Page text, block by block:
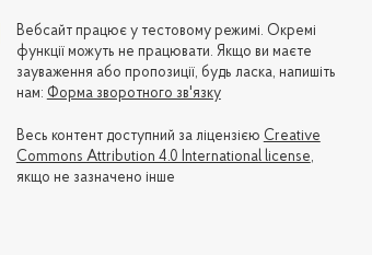
Вебсайт працює у тестовому режимі. Окремі
функції можуть не працювати. Якщо ви маєте
зауваження або пропозиції, будь ласка, напишіть
нам: Форма зворотного зв'язку
Весь контент доступний за ліцензією Creative
Commons Attribution 4.0 International license,
якщо не зазначено інше